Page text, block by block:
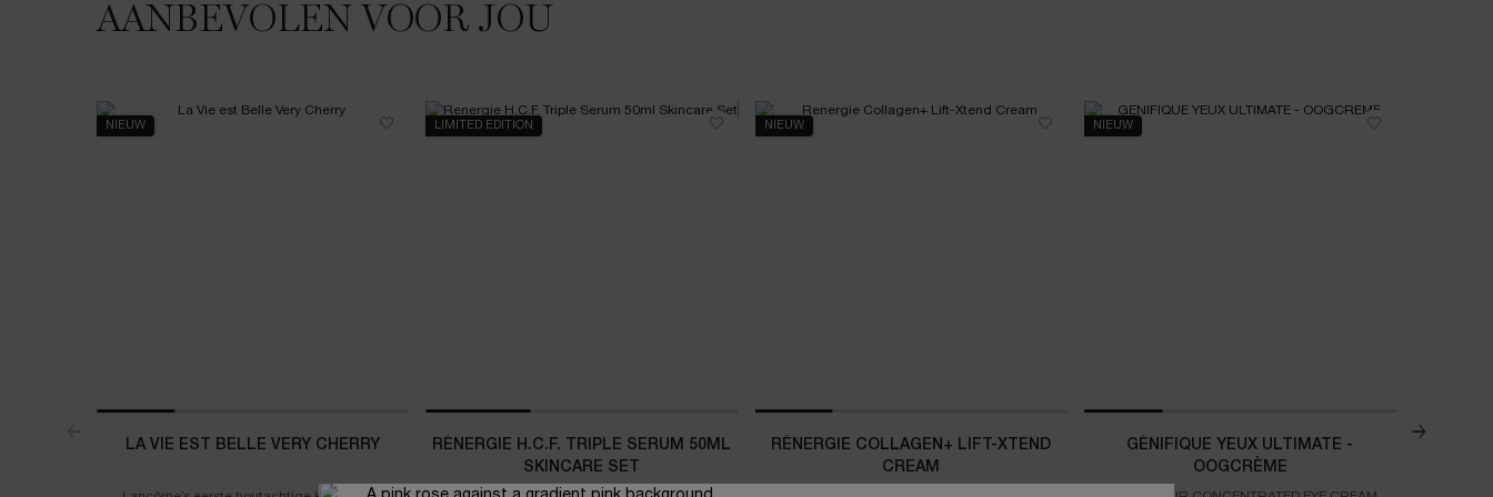
AANBEVOLEN VOOR JOU
NIEUW
LA VIE EST BELLE VERY CHERRY
LIMITED EDITION
RÉNERGIE H.C.F. TRIPLE SERUM 50ML
SKINCARE SET
NIEUW
RÉNERGIE COLLAGEN+ LIFT-XTEND
CREAM
NIEUW
GÉNIFIQUE YEUX ULTIMATE -
OOGCRÈME